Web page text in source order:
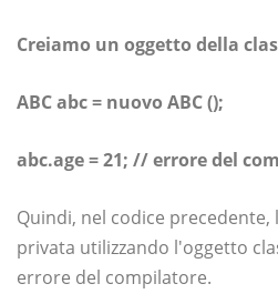
Creiamo un oggetto della
ABC abc = nuovo ABC ();
abc.age = 21; // errore del
Quindi, nel codice precedente,
privata utilizzando l'oggetto
errore del compilatore.